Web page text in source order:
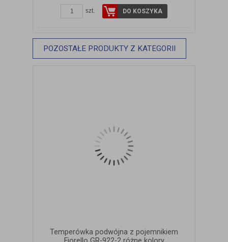
szt. DO KOSZYKA
POZOSTAŁE PRODUKTY Z KATEGORII
Temperówka podwójna z pojemnikiem